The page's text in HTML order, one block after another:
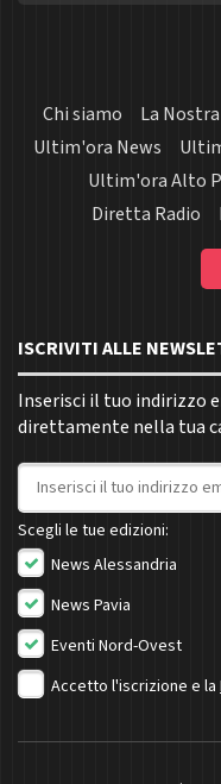
Chi siamo La
Ultim'ora News
Ultim'ora Alto
Diretta Radio
ISCRIVITI ALLE
Inserisci il tuo indirizzo
direttamente nella tua
Indirizzo email
Scegli le tue edizioni:
News Alessandria
News Pavia
Eventi Nord-Ovest
Accetto l'iscrizione e la